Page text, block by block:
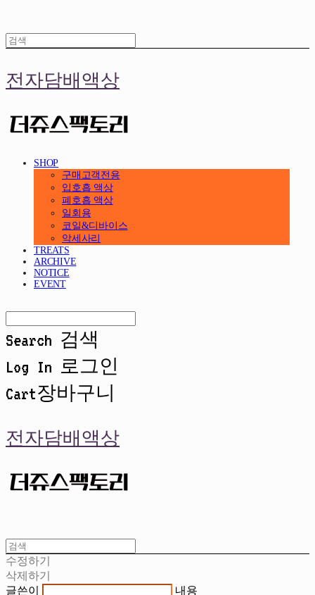
전자담배액상
SHOP
구매고객전용
입호흡 액상
폐호흡 액상
일회용
코일&디바이스
악세사리
TREATS
ARCHIVE
NOTICE
EVENT
Search 검색
Log In 로그인
Cart장바구니
전자담배액상
수정하기
삭제하기
글쓴이
내용